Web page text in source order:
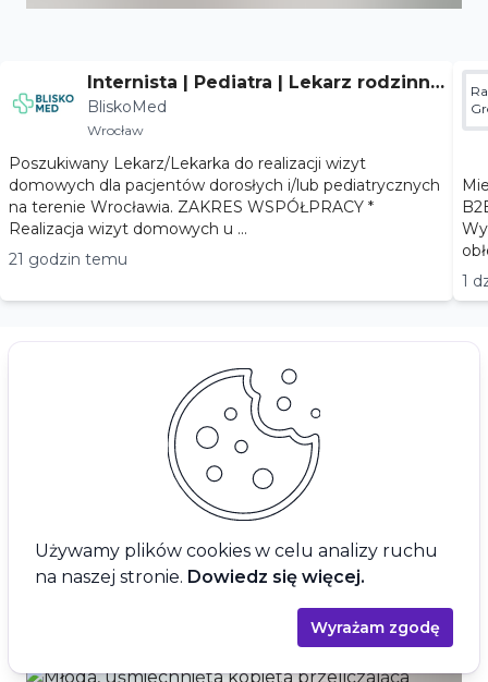
Używamy plików cookies w celu analizy ruchu
na naszej stronie. Dowiedz się więcej.
Wyrażam zgodę
Internista | Pediatra | Lekarz rodzinny
- Wrocław
BliskoMed
Wrocław
Poszukiwany Lekarz/Lekarka do realizacji wizyt
domowych dla pacjentów dorosłych i/lub pediatrycznych
na terenie Wrocławia. ZAKRES WSPÓŁPRACY *
Realizacja wizyt domowych u ...
21 godzin temu
B2B Wymiar współpracy:
1
Praca dla lekarza za granicą
Odkryj nowe możliwości poza granicami
naszego kraju
Poznaj najnowsze oferty z Unii Europejskiej i nie
tylko. Atrakcyjne wynagrodzenie i stabilne
warunki pracy czekają na Ciebie. Odkryj z nami
branżę medyczną bez granic.
Oferty pracy dla lekarza za granicą